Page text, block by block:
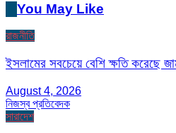
You May Like
রাজনীতি
ইসলামের সবচেয়ে বেশি ক্ষতি করেছে
August 4, 2026
নিজস্ব প্রতিবেদক
সারাদেশ